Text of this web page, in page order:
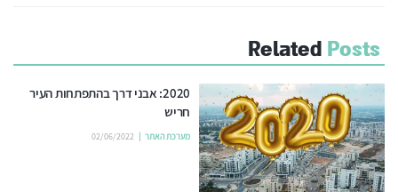
Related Posts
2020: אבני דרך בהתפתחות העיר
חריש
מערכת האתר 02/06/2022